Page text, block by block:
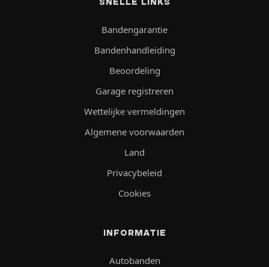
Bandengarantie
Bandenhandleiding
Beoordeling
Garage registreren
Wettelijke vermeldingen
Algemene voorwaarden
Land
Privacybeleid
Cookies
INFORMATIE
Autobanden